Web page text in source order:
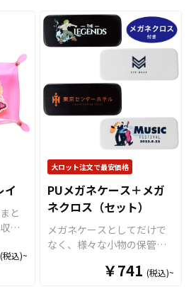
レ
し
ペ
サ
ケ
ブ
ラ
の
、
す
ッ
カ
か
う
ど
大
は
の
縫
ま
行
に
短
も
あ
談
質のオフセット印刷で、写
真やイラストも鮮やかな発
色で仕上がります。超音波
圧着なので溶着部分にも印
刷でき、溶着部分も含めた
全面印刷が可能です。イラ
ストやロゴを大きく印刷し
てエンドユーザーにアピー
ルすることが出来ます。 オ
リジナル クリアファイルは
様々なシーンで活躍しま
す！例えば、会社・店舗情
報やメイン商材を印刷する
ことで、優秀な販促ツール
となります。キャラクター
グッズやノベルティ、企
トグッズはもちろん、学
イ
と
納
を
(税込)~
大ロット注文で最安価格
PUメガネケース＋メガ
ネクロス（セット）
メガネケースとしてだけで
なく、様々な小物の保管に
です。かさ張らず邪魔にな
￥741 (税込)~